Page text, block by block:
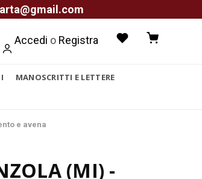
Accedi o Registra
MANOSCRITTI E LETTERE
e avena
(MI) -